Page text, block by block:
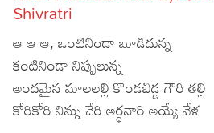
Articles
Facts
Devotional
Christianity
Hindi
Shivratri
ఆ ఆ ఆ, ఒంటినిండా బూడిదున్న
కంటినిండా నిప్పులున్న
అందమైన మాలలల్లి కొండబిడ్డ గౌరి తల్లి
కోరికోరి నిన్ను చేరి అర్ధనారి అయ్యే వేళ